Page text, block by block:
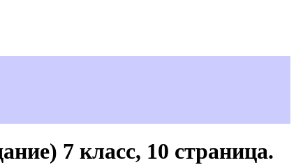
7 класс, 10 страница.